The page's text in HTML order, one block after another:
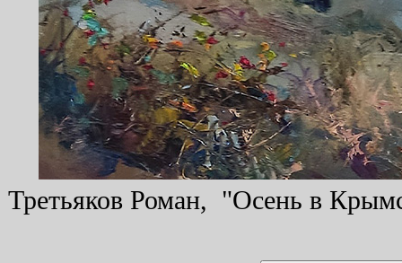
Третьяков Роман, "Осень в